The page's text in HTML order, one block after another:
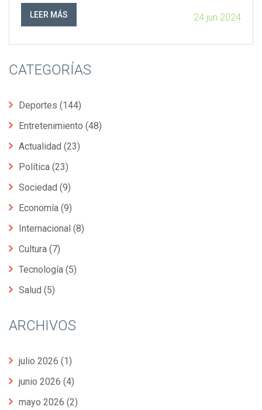
USA y a la 1:00 pm en México.
LEER MÁS 24 jun 2024
CATEGORÍAS
Deportes (144)
Entretenimiento (48)
Actualidad (23)
Política (23)
Sociedad (9)
Economía (9)
Internacional (8)
Cultura (7)
Tecnología (5)
Salud (5)
ARCHIVOS
julio 2026 (1)
junio 2026 (4)
mayo 2026 (2)